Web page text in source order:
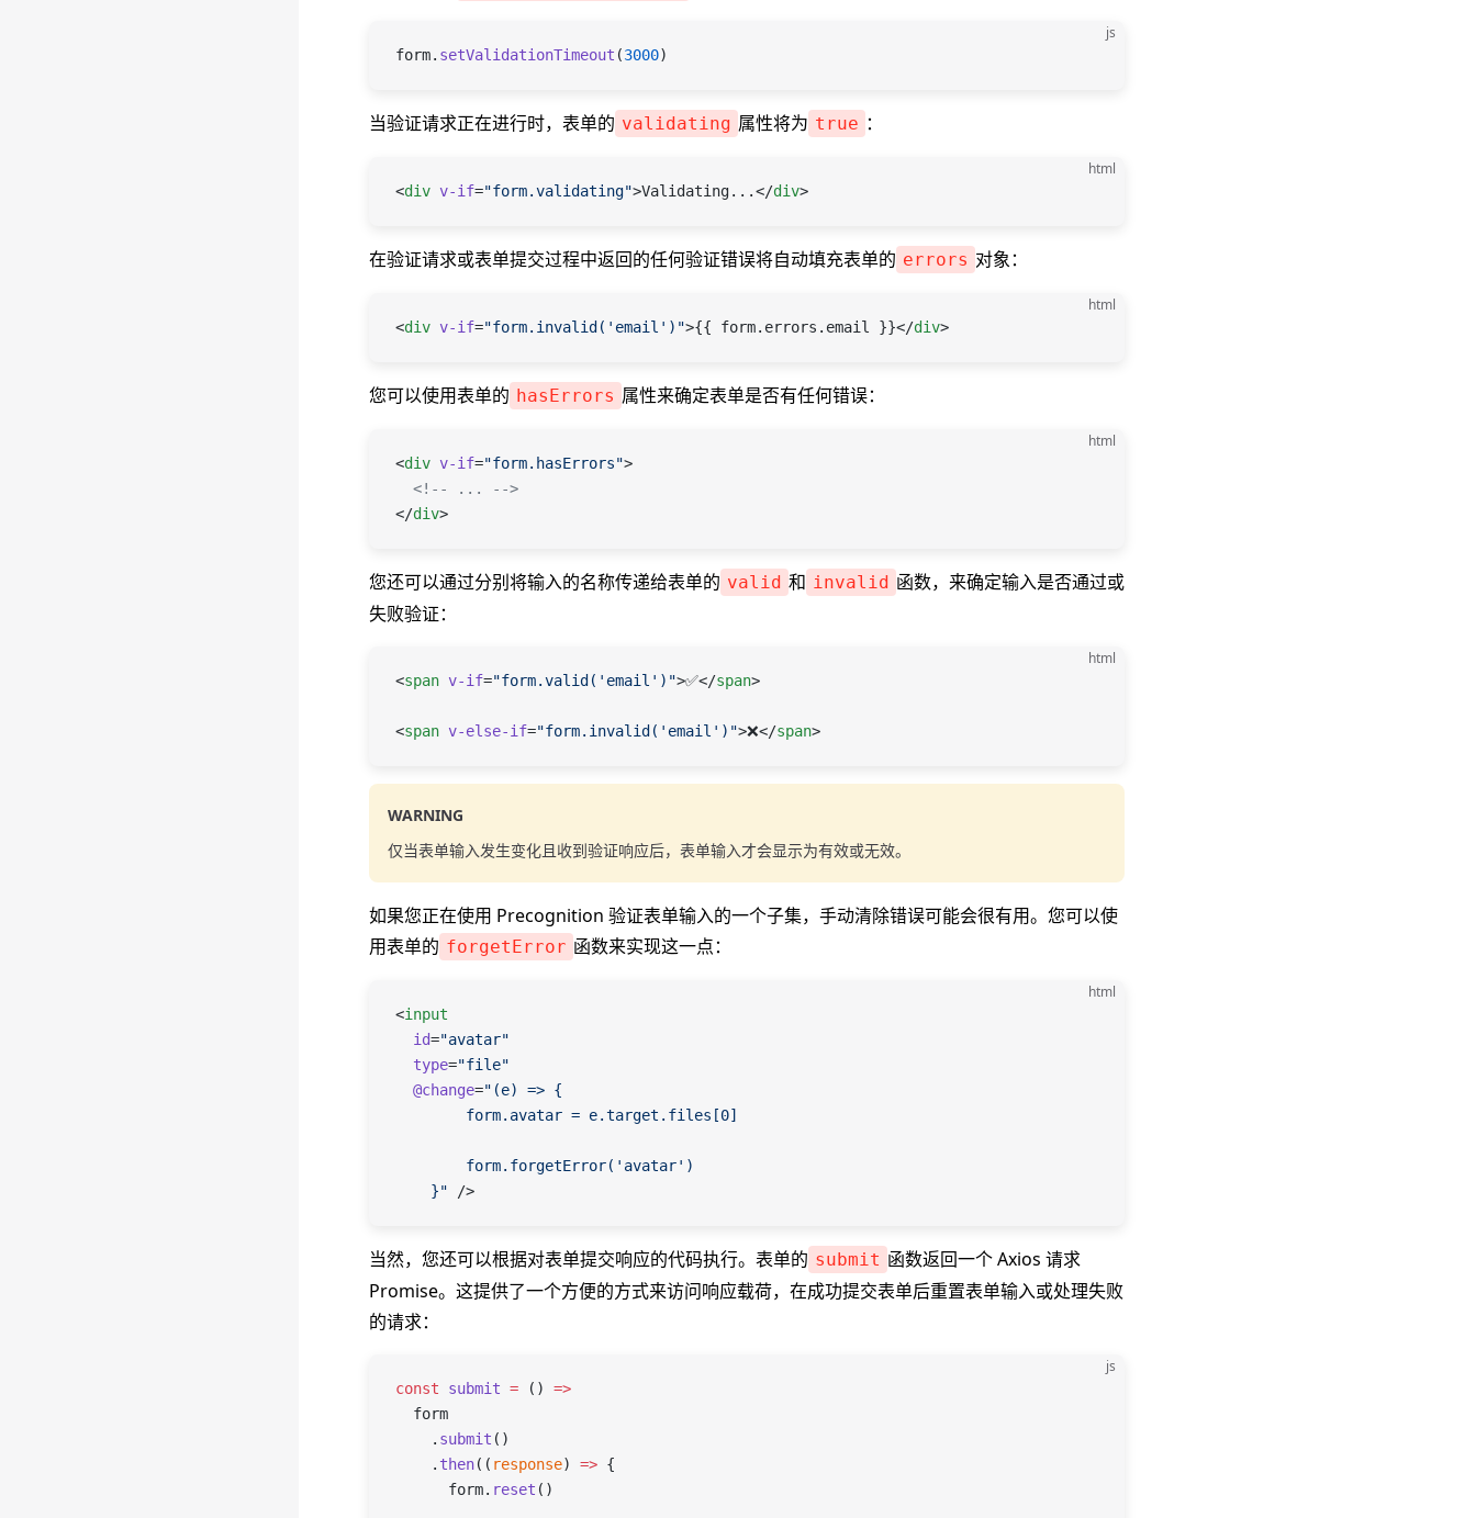
js
form. setValidationTimeout (3000)
当验证请求正在进行时，表单的 validating 属性将为 true ：
html
<div v-if="form.validating">Validating...</div>
在验证请求或表单提交过程中返回的任何验证错误将自动填充表单的 errors 对象：
html
<div v-if="form.invalid('email')">{{ form.errors.email }}</div>
您可以使用表单的 hasErrors 属性来确定表单是否有任何错误：
html
<div v-if="form.hasErrors">
  <!-- ... -->
</div>
您还可以通过分别将输入的名称传递给表单的 valid 和 invalid 函数，来确定输入是否通过或
失败验证：
html
<span v-if="form.valid('email')">✅</span>
<span v-else-if="form.invalid('email')">❌</span>
WARNING
仅当表单输入发生变化且收到验证响应后，表单输入才会显示为有效或无效。
如果您正在使用 Precognition 验证表单输入的一个子集，手动清除错误可能会很有用。您可以使
用表单的 forgetError 函数来实现这一点：
html
<input
  id
="avatar"
  type
="file"
  @change
="(e) => {
        form.avatar = e.target.files[0]
        form.forgetError('avatar')
    }"
/>
当然，您还可以根据对表单提交响应的代码执行。表单的 submit 函数返回一个 Axios 请求
Promise。这提供了一个方便的方式来访问响应载荷，在成功提交表单后重置表单输入或处理失败
的请求：
js
const submit = () =>
  form
    .
submit ()
    .
then(( response) => {
      form
. reset ()